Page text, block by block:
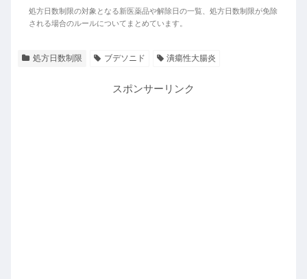
処方日数制限の対象となる新医薬品や解除日の一覧、処方日数制限が免除
される場合のルールについてまとめています。
処方日数制限 ブデソニド 潰瘍性大腸炎
スポンサーリンク